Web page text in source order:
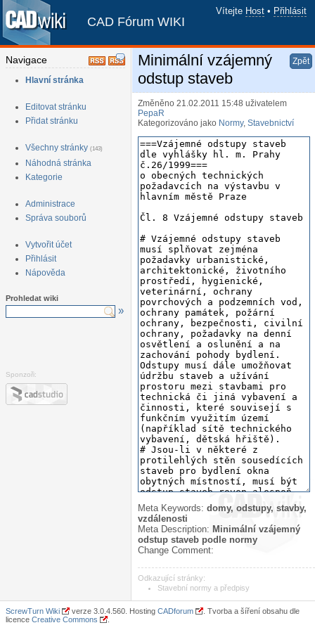
Vítejte Host • Přihlásit
CAD Fórum WIKI
Navigace
Hlavní stránka
Editovat stránku
Přidat stránku
Všechny stránky (143)
Náhodná stránka
Kategorie
Administrace
Správa souborů
Vytvořit účet
Přihlásit
Nápověda
Prohledat wiki
»
Sponzoři:
Zpět
Minimální vzájemný
odstup staveb
Změněno 21.02.2011 15:48 uživatelem
PepaR
Kategorizováno jako Normy, Stavebnictví
Meta Keywords: domy, odstupy, stavby,
vzdálenosti
Meta Description: Minimální vzájemný
odstup staveb podle normy
Change Comment:
Odkazující stránky:
Stavební normy a předpisy
ScrewTurn Wiki verze 3.0.4.560. Hosting CADforum
. Tvorba a šíření obsahu dle
licence Creative Commons